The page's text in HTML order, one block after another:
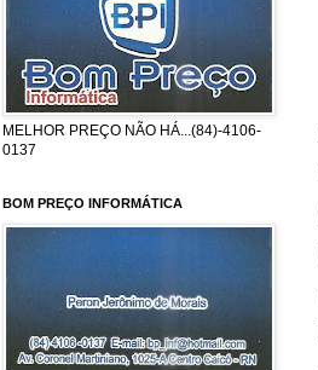
MELHOR PREÇO NÃO HÁ...(84)-4106-
0137
BOM PREÇO INFORMÁTICA